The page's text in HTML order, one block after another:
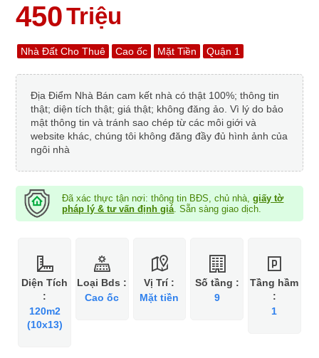
450Triệu
Nhà Đất Cho Thuê Cao ốc Mặt Tiền Quận 1
Địa Điểm Nhà Bán cam kết nhà có thật 100%; thông tin
thật; diện tích thật; giá thật; không đăng ảo. Vì lý do bảo
mật thông tin và tránh sao chép từ các môi giới và
website khác, chúng tôi không đăng đầy đủ hình ảnh của
ngôi nhà
Đã xác thực tận nơi: thông tin BĐS, chủ nhà,giấy tờ
pháp lý & tư vấn định giá. Sẵn sàng giao dịch.
Diện Tích
:
120m2
(10x13)
Loại Bds :
Cao ốc
Vị Trí :
Mặt tiền
Số tầng :
9
Tầng hầm
:
1